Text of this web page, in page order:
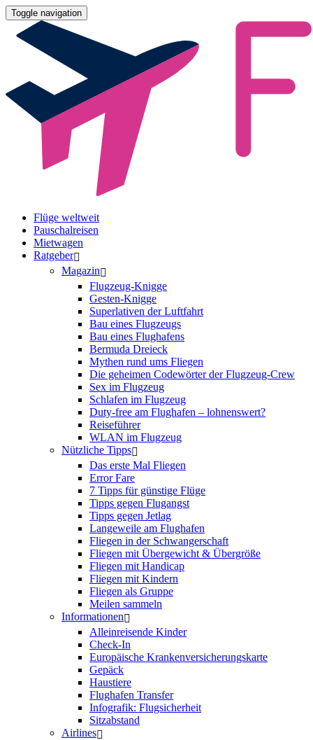
Toggle navigation
Flüge weltweit
Pauschalreisen
Mietwagen
Ratgeber
Magazin
Flugzeug-Knigge
Gesten-Knigge
Superlativen der Luftfahrt
Bau eines Flugzeugs
Bau eines Flughafens
Bermuda Dreieck
Mythen rund ums Fliegen
Die geheimen Codewörter der Flugzeug-Crew
Sex im Flugzeug
Schlafen im Flugzeug
Duty-free am Flughafen – lohnenswert?
Reiseführer
WLAN im Flugzeug
Nützliche Tipps
Das erste Mal Fliegen
Error Fare
7 Tipps für günstige Flüge
Tipps gegen Flugangst
Tipps gegen Jetlag
Langeweile am Flughafen
Fliegen in der Schwangerschaft
Fliegen mit Übergewicht & Übergröße
Fliegen mit Handicap
Fliegen mit Kindern
Fliegen als Gruppe
Meilen sammeln
Informationen
Alleinreisende Kinder
Check-In
Europäische Krankenversicherungskarte
Gepäck
Haustiere
Flughafen Transfer
Infografik: Flugsicherheit
Sitzabstand
Airlines